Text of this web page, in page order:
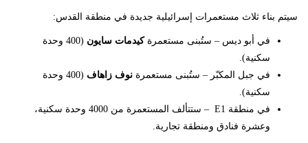
سيتم بناء ثلاث مستعمرات إسرائيلية جديدة في منطقة القدس:
في أبو ديس – ستُبنى مستعمرةكيدمات سايون
(400 وحدة
سكنية).
في جبل المكبّر – ستُبنى مستعمرة نوف زاهاف
(400 وحدة
سكنية).
في منطقة E1 – ستتألف المستعمرة من 4000 وحدة سكنية،
وعشرة فنادق ومنطقة تجارية.